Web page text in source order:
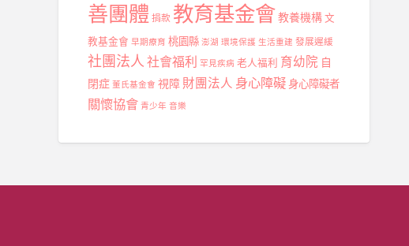
善團體 捐款 教育基金會 教養機構 文
教基金會 早期療育 桃園縣 澎湖 環境保護 生活重建 發展遲緩
社團法人 社會福利 罕見疾病 老人福利 育幼院 自
閉症 董氏基金會 視障 財團法人 身心障礙 身心障礙者
關懷協會 青少年 音樂